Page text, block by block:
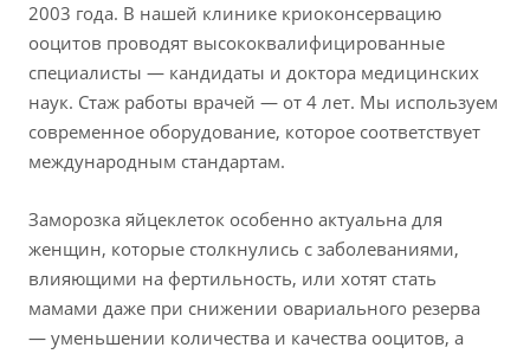
2003 года. В нашей клинике криоконсервацию
ооцитов проводят высококвалифицированные
специалисты — кандидаты и доктора медицинских
наук. Стаж работы врачей — от 4 лет. Мы используем
современное оборудование, которое соответствует
международным стандартам.
Заморозка яйцеклеток особенно актуальна для
женщин, которые столкнулись с заболеваниями,
влияющими на фертильность, или хотят стать
мамами даже при снижении овариального резерва
— уменьшении количества и качества ооцитов, а